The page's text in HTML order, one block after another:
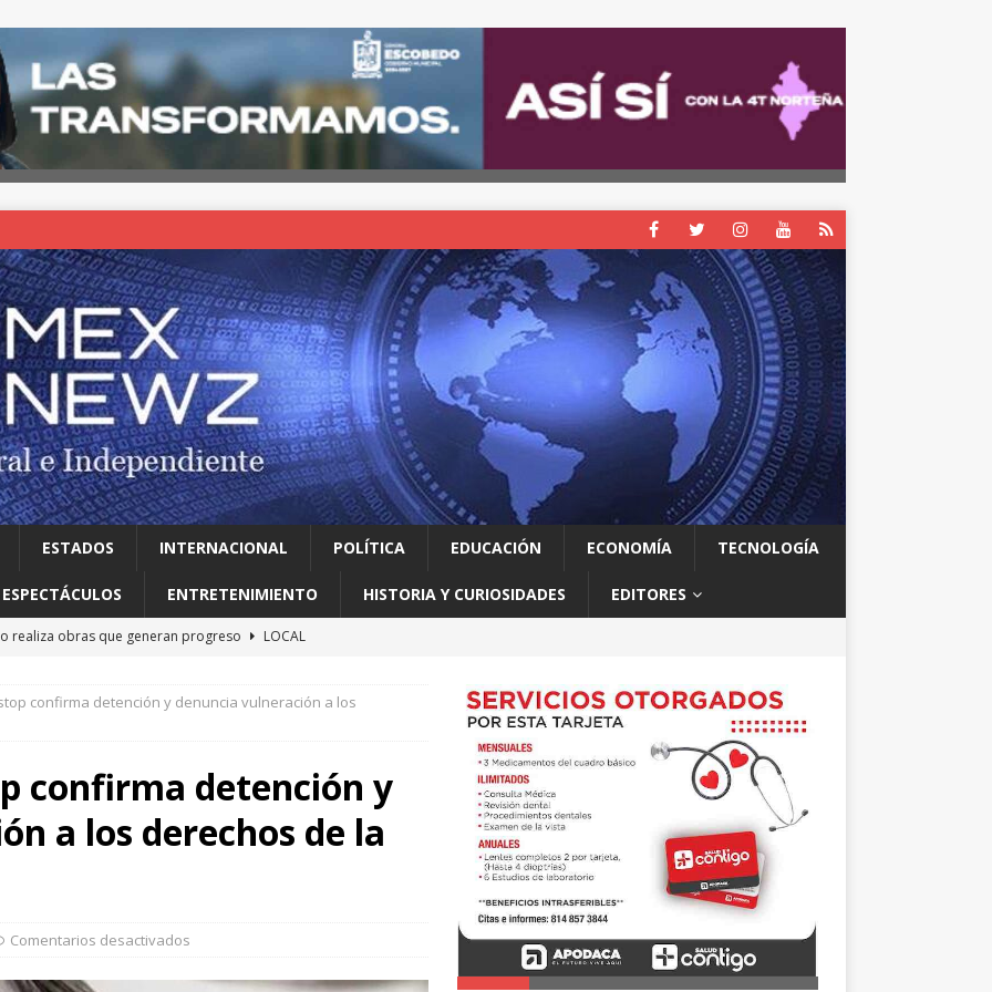
ESTADOS INTERNACIONAL POLÍTICA EDUCACIÓN ECONOMÍA TECNOLOGÍA
ESPECTÁCULOS ENTRETENIMIENTO HISTORIA Y CURIOSIDADES EDITORES
realiza obras que generan progreso LOCAL
al ‘modo transformación’ para garantizar un mejor servicio de
el gallo
HISTORIA Y CURIOSIDADES
ESTADOS
impulsa el comercio local con la inauguración del primer
confirma detención y denuncia vulneración a los
confirma detención y
a los derechos de la
Comentarios desactivados